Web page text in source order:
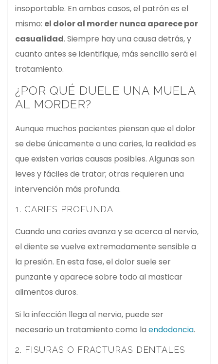
insoportable. En ambos casos, el patrón es el
mismo: el dolor al morder nunca aparece por
casualidad. Siempre hay una causa detrás, y
cuanto antes se identifique, más sencillo será el
tratamiento.
¿POR QUÉ DUELE UNA MUELA
AL MORDER?
Aunque muchos pacientes piensan que el dolor
se debe únicamente a una caries, la realidad es
que existen varias causas posibles. Algunas son
leves y fáciles de tratar; otras requieren una
intervención más profunda.
1. CARIES PROFUNDA
Cuando una caries avanza y se acerca al nervio,
el diente se vuelve extremadamente sensible a
la presión. En esta fase, el dolor suele ser
punzante y aparece sobre todo al masticar
alimentos duros.
Si la infección llega al nervio, puede ser
necesario un tratamiento como la endodoncia.
2. FISURAS O FRACTURAS DENTALES